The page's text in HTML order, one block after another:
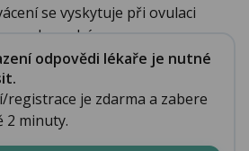
se vyskytuje při ovulaci
ale nechápu p...
odpovědi lékaře je nutné
registrace je zdarma a zabere
2 minuty.